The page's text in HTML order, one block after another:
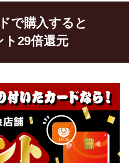
で購入すると
ト29倍還元